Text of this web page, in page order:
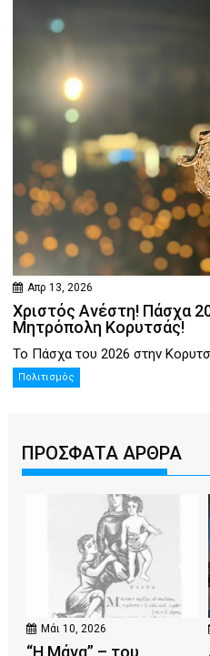
Απρ 13, 2026
Χριστός Ανέστη! Πάσχα
Μητρόπολη Κορυτσάς!
Το Πάσχα του 2026 στην
Πολιτισμός
ΠΡΟΣΦΑΤΑ ΑΡΘΡΑ
Μάι 10, 2026
“Η Μάνα” – του